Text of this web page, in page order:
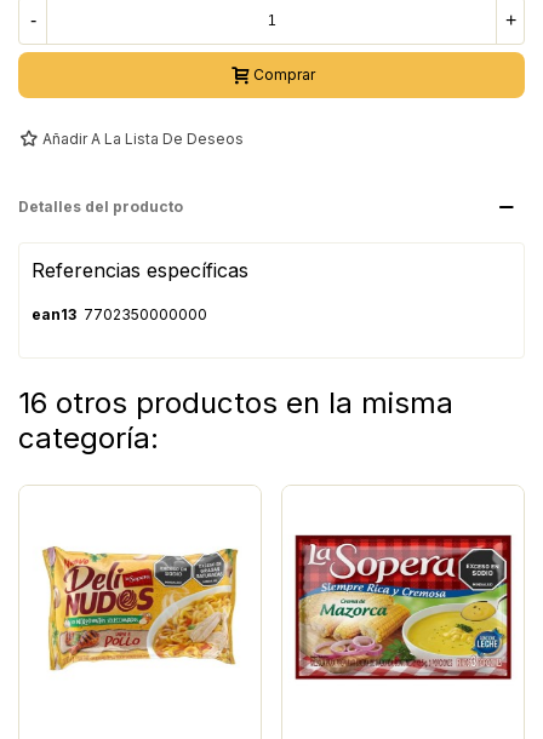
- +
Comprar
Añadir A La Lista De Deseos
Detalles del producto
Referencias específicas
ean13 7702350000000
16 otros productos en la misma
categoría: